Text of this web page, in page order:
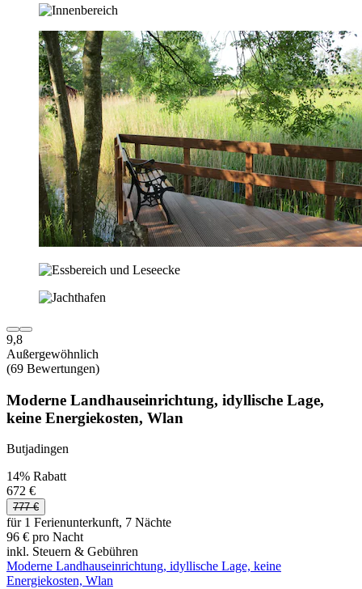
9,8
Außergewöhnlich
(69 Bewertungen)
Moderne Landhauseinrichtung, idyllische Lage,
keine Energiekosten, Wlan
Butjadingen
14% Rabatt
672 €
777 €
für 1 Ferienunterkunft, 7 Nächte
96 € pro Nacht
inkl. Steuern & Gebühren
Moderne Landhauseinrichtung, idyllische Lage, keine
Energiekosten, Wlan